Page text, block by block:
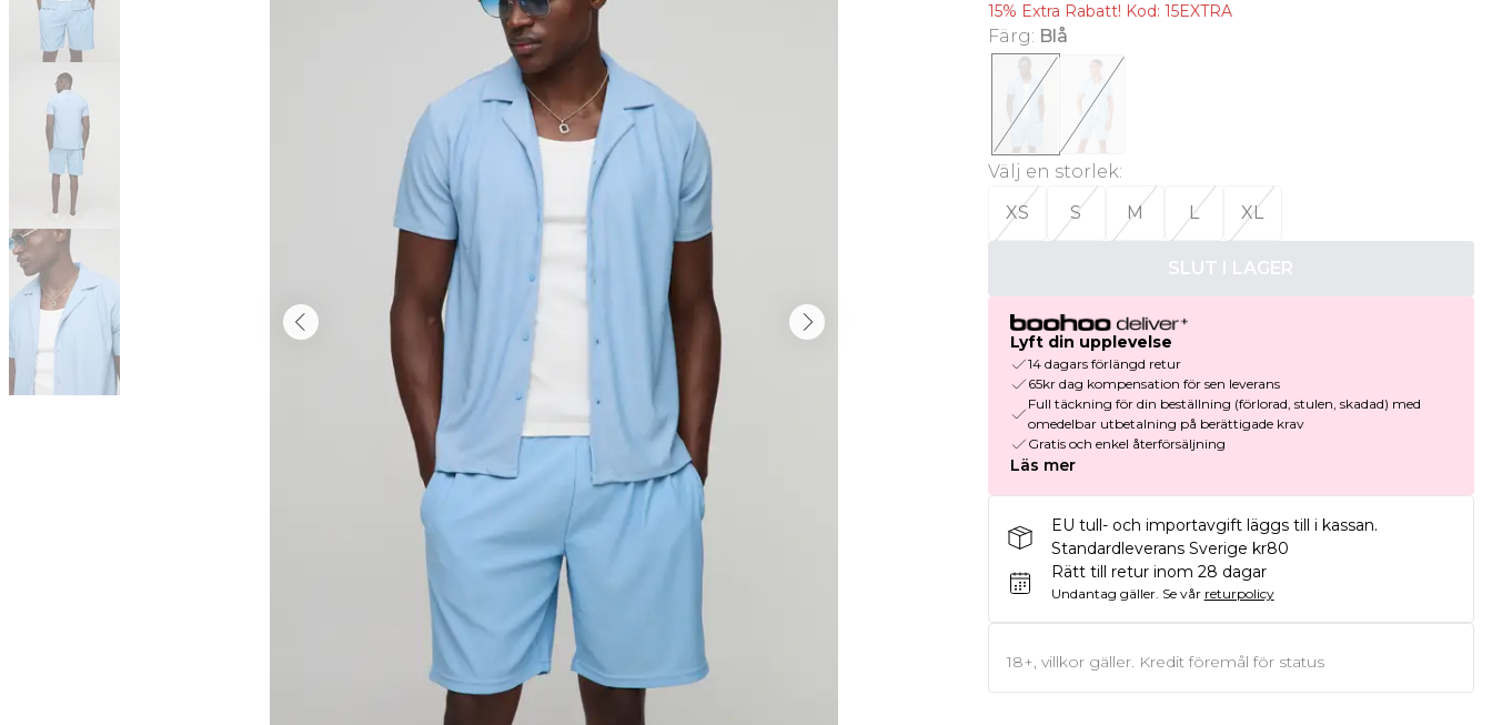
15% Extra Rabatt! Kod: 15EXTRA
Färg: Blå
Välj en storlek:
XS
S M L XL
SLUT I LAGER
Lyft din upplevelse
14 dagars förlängd retur
65kr dag kompensation för sen leverans
Full täckning för din beställning (förlorad, stulen, skadad) med
omedelbar utbetalning på berättigade krav
Gratis och enkel återförsäljning
Läs mer
EU tull- och importavgift läggs till i kassan.
Standardleverans Sverige kr80
Rätt till retur inom 28 dagar
Undantag gäller. Se vår returpolicy
18+, villkor gäller. Kredit föremål för status